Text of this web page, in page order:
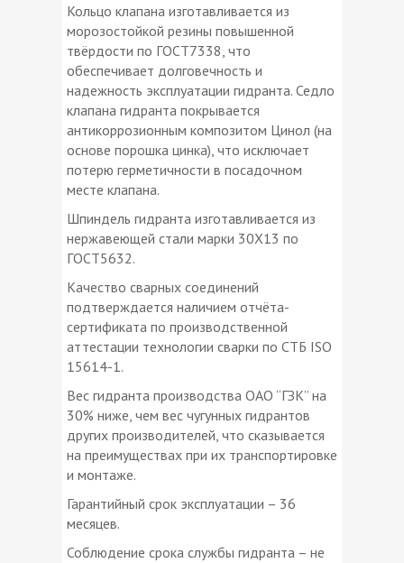
Кольцо клапана изготавливается из
морозостойкой резины повышенной
твёрдости по ГОСТ7338, что
обеспечивает долговечность и
надежность эксплуатации гидранта. Седло
клапана гидранта покрывается
антикоррозионным композитом Цинол (на
основе порошка цинка), что исключает
потерю герметичности в посадочном
месте клапана.
Шпиндель гидранта изготавливается из
нержавеющей стали марки 30Х13 по
ГОСТ5632.
Качество сварных соединений
подтверждается наличием отчёта-
сертификата по производственной
аттестации технологии сварки по СТБ ISO
15614-1.
Вес гидранта производства ОАО “ГЗК” на
30% ниже, чем вес чугунных гидрантов
других производителей, что сказывается
на преимуществах при их транспортировке
и монтаже.
Гарантийный срок эксплуатации – 36
месяцев.
Соблюдение срока службы гидранта – не